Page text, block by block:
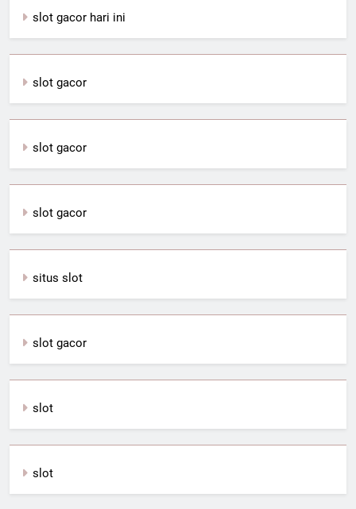
slot gacor hari ini
slot gacor
slot gacor
slot gacor
situs slot
slot gacor
slot
slot